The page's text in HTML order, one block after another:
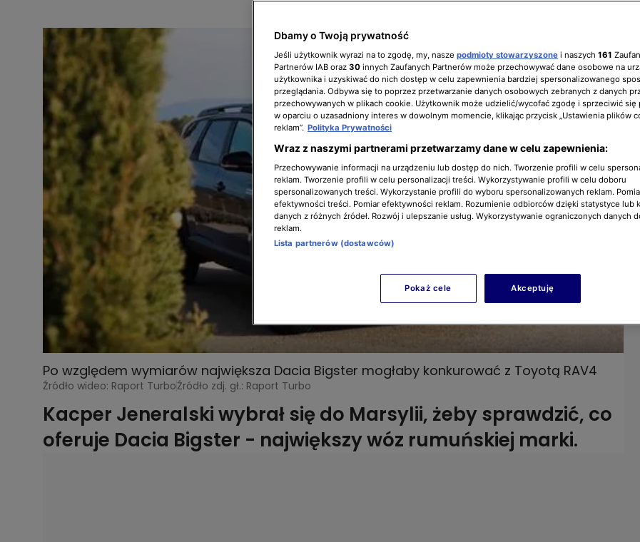
Po względem wymiarów największa Dacia Bigster mogłaby konkurować z Toyotą RAV4
Źródło wideo: Raport TurboŹródło zdj. gł.: Raport Turbo
Kacper Jeneralski wybrał się do Marsylii, żeby sprawdzić, co
oferuje Dacia Bigster - największy wóz rumuńskiej marki.
Dbamy o Twoją prywatność
Jeśli użytkownik wyrazi na to zgodę, my, nasze podmioty stowarzyszone i naszych 161
Partnerów IAB oraz 30 innych Zaufanych Partnerów może przechowywać dane osobowe na
użytkownika i uzyskiwać do nich dostęp w celu zapewnienia bardziej spersonalizowanego
przeglądania. Odbywa się to poprzez przetwarzanie danych osobowych zebranych z danych
przechowywanych w plikach cookie. Użytkownik może udzielić/wycofać zgodę i sprzeciwić się
w oparciu o uzasadniony interes w dowolnym momencie, klikając przycisk „Ustawienia plików
reklam”. Polityka Prywatności
Wraz z naszymi partnerami przetwarzamy dane w celu zapewnienia:
Przechowywanie informacji na urządzeniu lub dostęp do nich. Tworzenie profili w celu
reklam. Tworzenie profili w celu personalizacji treści. Wykorzystywanie profili w celu doboru
spersonalizowanych treści. Wykorzystanie profili do wyboru spersonalizowanych reklam.
efektywności treści. Pomiar efektywności reklam. Rozumienie odbiorców dzięki statystyce lub
danych z różnych źródeł. Rozwój i ulepszanie usług. Wykorzystywanie ograniczonych danych
reklam.
Lista partnerów (dostawców)
Pokaż cele Akceptuję